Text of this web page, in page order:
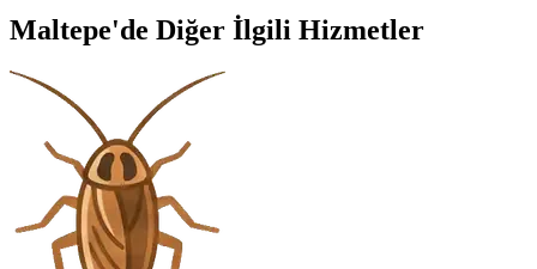
Maltepe'de Diğer İlgili Hizmetler